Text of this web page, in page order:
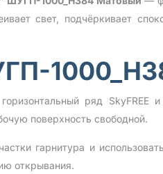
свет, подчёркивает
ряд SkyFREE
поверхность свободной.
гарнитура и
открывания.